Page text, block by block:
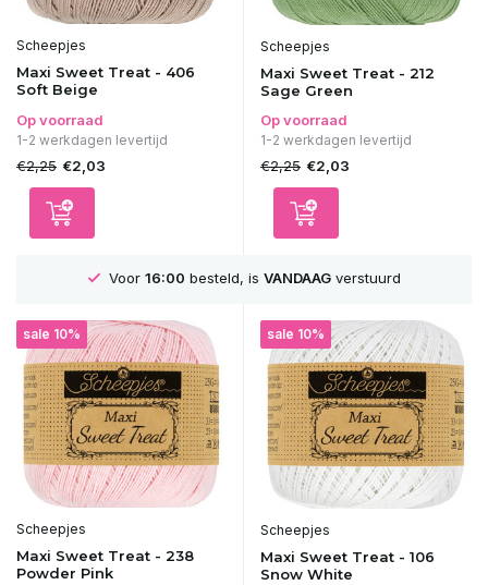
Scheepjes
Maxi Sweet Treat - 406
Soft Beige
Op voorraad
1-2 werkdagen levertijd
€2,25 €2,03
Scheepjes
Maxi Sweet Treat - 212
Sage Green
Op voorraad
1-2 werkdagen levertijd
€2,25 €2,03
Voor 16:00 besteld, is VANDAAGverstuurd
sale 10%
Scheepjes
Maxi Sweet Treat - 238
Powder Pink
sale 10%
Scheepjes
Maxi Sweet Treat - 106
Snow White